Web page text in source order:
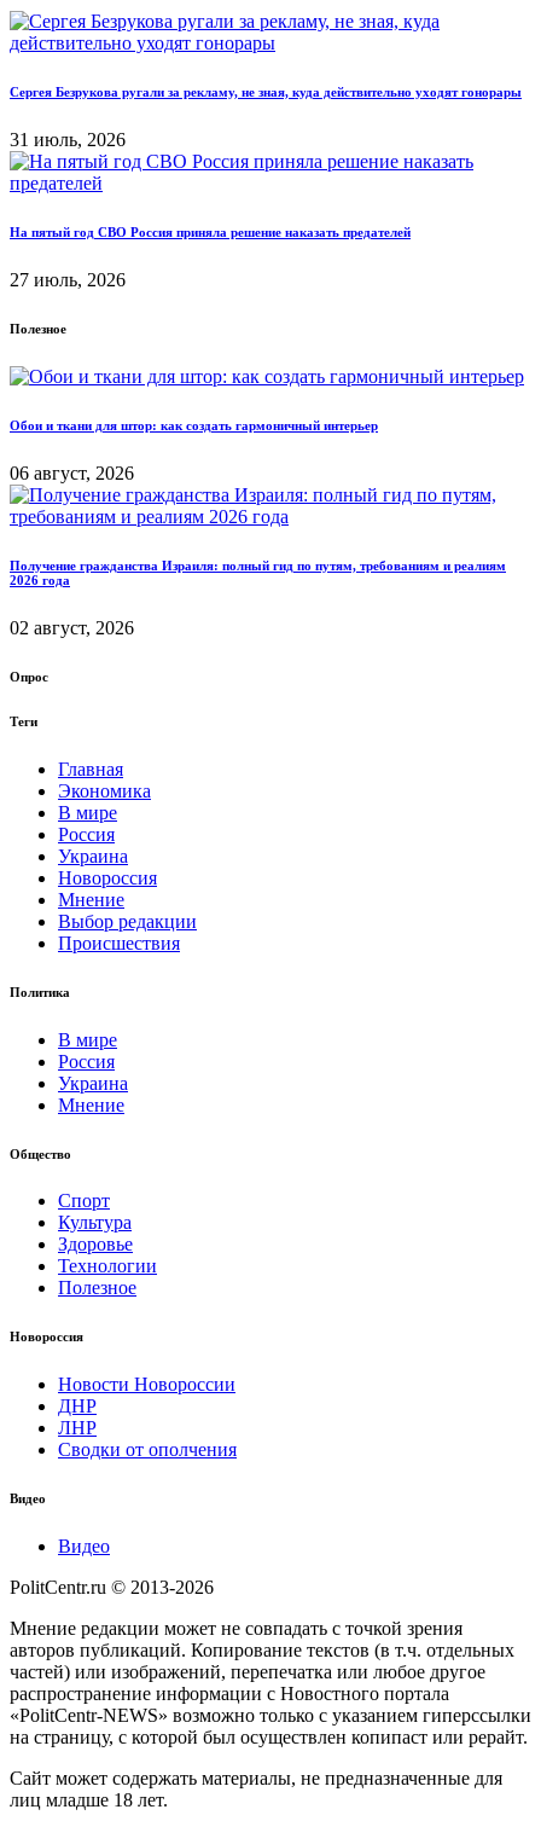
Сергея Безрукова ругали за рекламу, не зная, куда действительно уходят гонорары
31 июль, 2026
На пятый год СВО Россия приняла решение наказать предателей
27 июль, 2026
Полезное
Обои и ткани для штор: как создать гармоничный интерьер
06 август, 2026
Получение гражданства Израиля: полный гид по путям, требованиям и реалиям
2026 года
02 август, 2026
Опрос
Теги
Главная
Экономика
В мире
Россия
Украина
Новороссия
Мнение
Выбор редакции
Происшествия
Политика
В мире
Россия
Украина
Мнение
Общество
Спорт
Культура
Здоровье
Технологии
Полезное
Новороссия
Новости Новороссии
ДНР
ЛНР
Сводки от ополчения
Видео
Видео
PolitCentr.ru © 2013-2026
Мнение редакции может не совпадать с точкой зрения
авторов публикаций. Копирование текстов (в т.ч. отдельных
частей) или изображений, перепечатка или любое другое
распространение информации с Новостного портала
«PolitCentr-NEWS» возможно только с указанием гиперссылки
на страницу, с которой был осуществлен копипаст или рерайт.
Сайт может содержать материалы, не предназначенные для
лиц младше 18 лет.